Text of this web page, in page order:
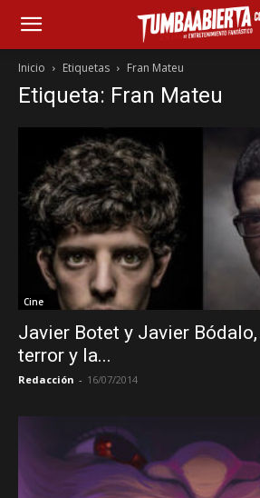
Inicio Etiquetas Fran Mateu
Etiqueta: Fran Mateu
Cine
Javier Botet y Javier Bódalo,
terror y la...
Redacción - 16/07/2014